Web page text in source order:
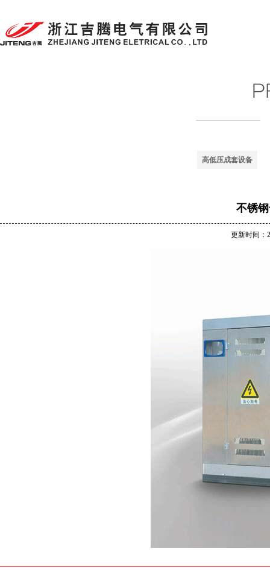
高低压成套设备
不锈
更新时间：